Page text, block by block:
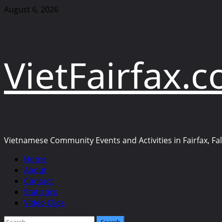
Skip
August 6, 2026
Vietnamese Community Events and Activities in Fairfax,
Primary
Menu
Home
About
Contact
Statistics
Video Clips